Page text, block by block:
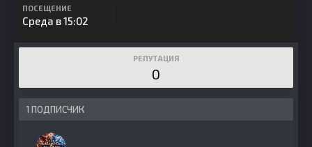
ПОСЕЩЕНИЕ
Среда в 15:02
РЕПУТАЦИЯ
0
1 ПОДПИСЧИК